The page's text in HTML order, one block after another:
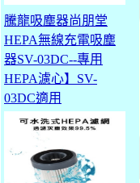
騰龍吸塵器尚朋堂
HEPA無線充電吸塵
器SV-03DC--專用
HEPA濾心】SV-
03DC適用